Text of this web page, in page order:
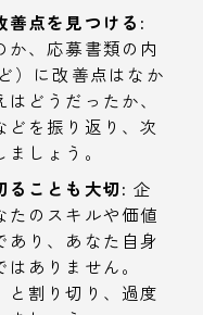
善点を見つける:
か、応募書類の内
）に改善点はなか
どうだったか、
どを振り返り、次
しょう。
ることも大切: 企
たのスキルや価値
あり、あなた自身
ありません。
と割り切り、過度